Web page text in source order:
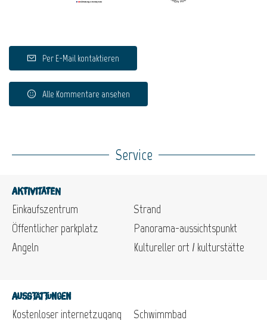
Per E-Mail kontaktieren
Alle Kommentare ansehen
Service
Aktivitäten
Einkaufszentrum
Öffentlicher parkplatz
Angeln
Strand
Panorama-aussichtspunkt
Kultureller ort / kulturstätte
Ausstattungen
Kostenloser internetzugang Schwimmbad